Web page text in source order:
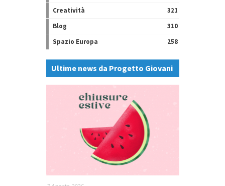
Creatività
321
Blog
310
Spazio Europa
258
Ultime news da Progetto Giovani